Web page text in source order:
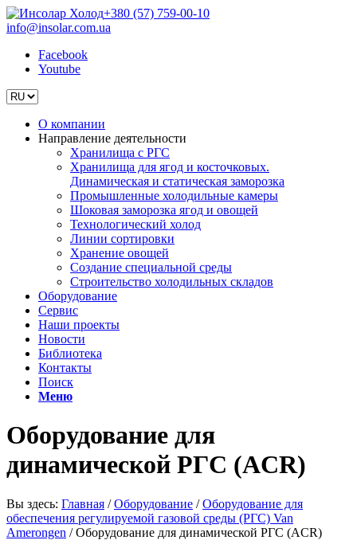
+380 (57) 759-00-10
info@insolar.com.ua
Facebook
Youtube
О компании
Направление деятельности
Хранилища с РГС
Хранилища для ягод и косточковых.
Динамическая и статическая заморозка
Промышленные холодильные камеры
Шоковая заморозка ягод и овощей
Технологический холод
Линии сортировки
Хранение овощей
Создание специальной среды
Строительство холодильных складов
Оборудование
Сервис
Наши проекты
Новости
Библиотека
Контакты
Поиск
Меню
Оборудование для
динамической РГС (ACR)
Вы здесь: Главная / Оборудование / Оборудование для
обеспечения регулируемой газовой среды (РГС) Van
Amerongen / Оборудование для динамической РГС (ACR)